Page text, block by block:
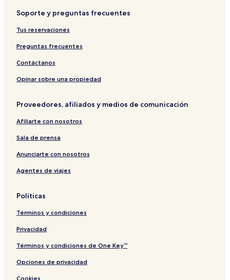
Hoteles en Kerang
Hoteles en McMillans
Hoteles en Borung
Hoteles en Kurting
Hoteles cerca de Cokam Bushland Reserve
Hoteles en Mincha
Hoteles en Mincha West
Hoteles cerca de Gannawarra Red Gum Swamp Nature
Conservation Reserve
Soporte y preguntas frecuentes
Tus reservaciones
Preguntas frecuentes
Contáctanos
Opinar sobre una propiedad
Proveedores, afiliados y medios de comunicación
Afiliarte con nosotros
Sala de prensa
Anunciarte con nosotros
Agentes de viajes
Políticas
Términos y condiciones
Privacidad
Términos y condiciones de One Key™
Opciones de privacidad
Cookies